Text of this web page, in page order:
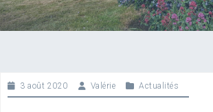
3 août 2020 Valérie Actualités